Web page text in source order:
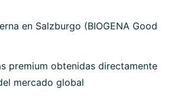
en Salzburgo (BIOGENA Good
premium obtenidas directamente
mercado global